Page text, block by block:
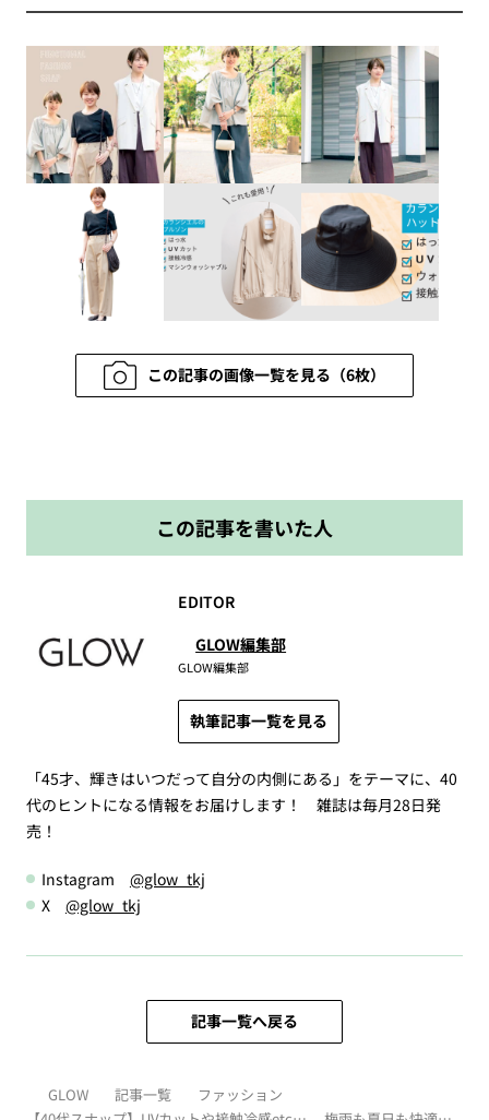
この記事の画像一覧を見る（6枚）
この記事を書いた人
EDITOR
GLOW編集部
GLOW編集部
執筆記事一覧を見る
「45才、輝きはいつだって自分の内側にある」をテーマに、40
代のヒントになる情報をお届けします！ 雑誌は毎月28日発
売！
Instagram @glow_tkj
X @glow_tkj
記事一覧へ戻る
GLOW 記事一覧
ファッション